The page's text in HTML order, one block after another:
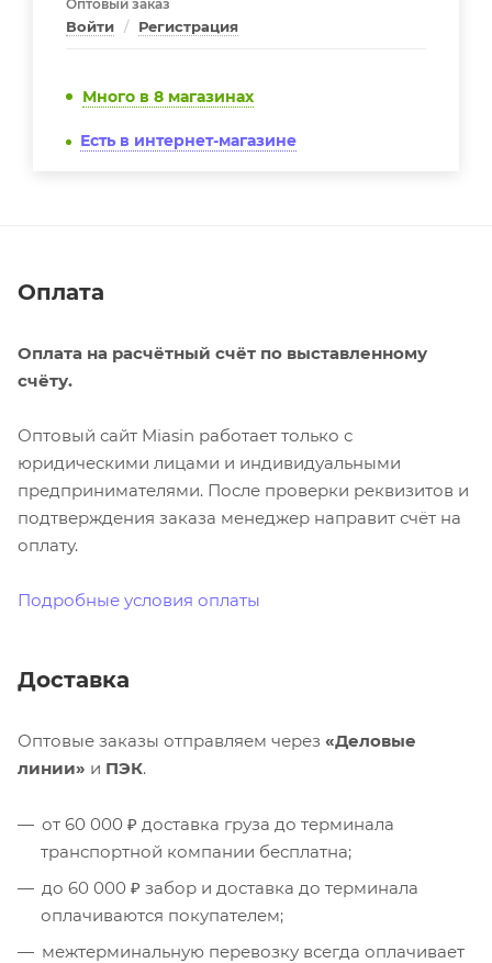
Оптовый заказ
Войти / Регистрация
Много в 8 магазинах
Есть в интернет-магазине
Оплата
Оплата на расчётный счёт по выставленному
счёту.
Оптовый сайт Miasin работает только с
юридическими лицами и индивидуальными
предпринимателями. После проверки реквизитов и
подтверждения заказа менеджер направит счёт на
оплату.
Подробные условия оплаты
Доставка
Оптовые заказы отправляем через «Деловые
линии» и ПЭК.
от 60 000 ₽ доставка груза до терминала
транспортной компании бесплатна;
до 60 000 ₽ забор и доставка до терминала
оплачиваются покупателем;
межтерминальную перевозку всегда оплачивает